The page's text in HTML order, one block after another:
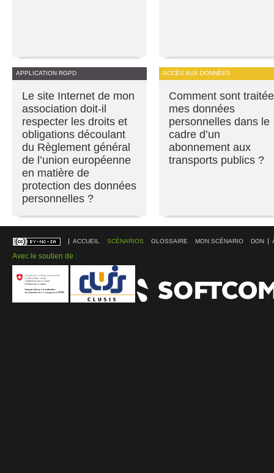
APPLICATION RGPD
Le site Internet de mon
association doit-il
respecter les droits et
obligations découlant
du Règlement général
de l’union européenne
en matière de
protection des données
personnelles ?
ACCÈS AUX DONNÉES
Comment sont
mes données
personnelles dans le
cadre d’un
abonnement aux
transports publics ?
ACCUEIL SCÉNARIOS GLOSSAIRE MON SCÉNARIO DON
Avec le soutien de :